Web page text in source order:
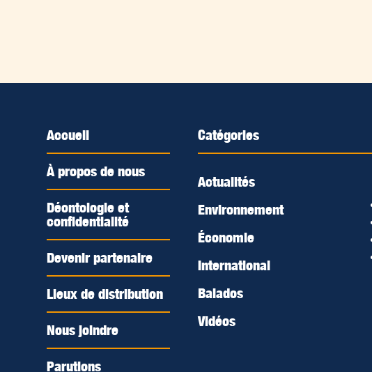
Accueil
À propos de nous
Déontologie et
confidentialité
Devenir partenaire
Lieux de distribution
Nous joindre
Parutions
Catégories
Actualités
Environnement
Économie
International
Balados
Vidéos